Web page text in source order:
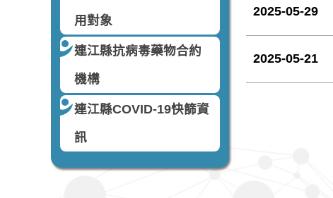
用對象
連江縣抗病毒藥物合約
機構
連江縣COVID-19快篩資
訊
2025-05-29
2025-05-21